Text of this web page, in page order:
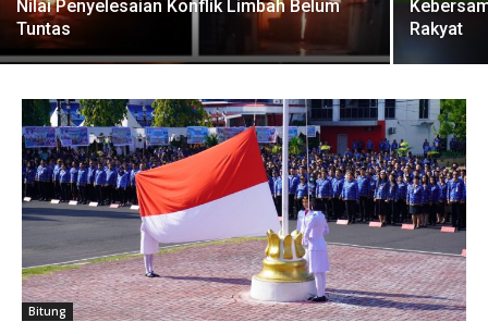
Nilai Penyelesaian Konflik Limbah Belum
Tuntas
Rakyat
Bitung